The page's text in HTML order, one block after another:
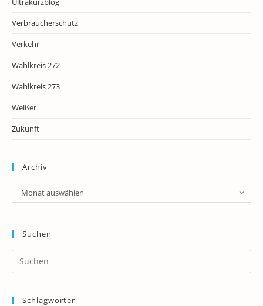
Verbraucherschutz
Verkehr
Wahlkreis 272
Wahlkreis 273
Weißer
Zukunft
Archiv
Archiv
Monat auswählen
Suchen
Schlagwörter